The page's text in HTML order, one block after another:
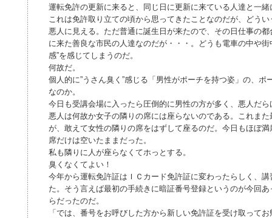
運転免許の更新に来ると、同じ日に更新に来ている人達と一
これは免許取り立ての頃から思ってきたことなのだが、どう
悪人に見える。ただ普通に誕生日が来たので、その日仕事の
に来た善良な市民の人達なのだが・・・。どうも電車の中や
感”を感じてしまうのだ。
何故だ。
個人的に”うさん臭く”感じる「男性がポーチを持つ姿」の、ポ
なのか。
今日も受講会場に入ったら圧倒的に男性の方が多く、悪人だら
悪人は何故か女子の隣りの席には座らないのである。これま
が、敢えて女性の隣りの席をはずして座るのだ。今日もほぼ
席だけは空いたままだった。
私も隣りに人が座らなくてホっとする。
臭くなくてよい！
今年から運転免許証はＩＣカード免許証に変わったらしく、
た。そう言えば最初の手続きに暗証番号登録というのが今回
らだったのだ。
「では、番号をお呼びした方から新しい免許証を受け取って